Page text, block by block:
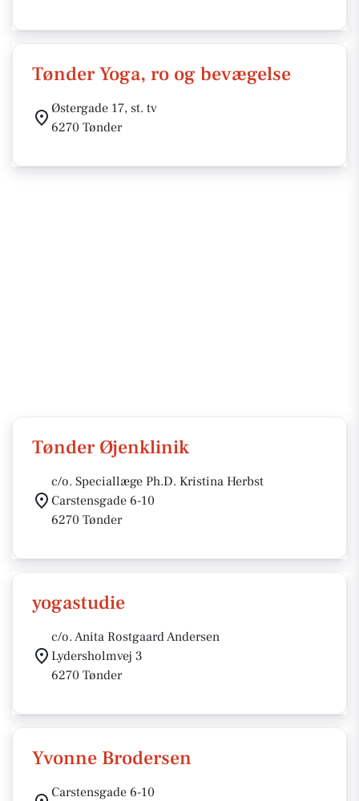
Tønder Yoga, ro og bevægelse
Østergade 17, st. tv
6270 Tønder
Tønder Øjenklinik
c/o. Speciallæge Ph.D. Kristina Herbst
Carstensgade 6-10
6270 Tønder
yogastudie
c/o. Anita Rostgaard Andersen
Lydersholmvej 3
6270 Tønder
Yvonne Brodersen
Carstensgade 6-10